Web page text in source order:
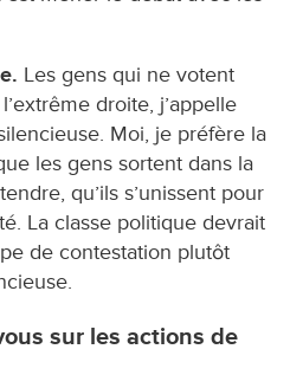
Les gens qui ne votent
droite, j’appelle
Moi, je préfère la
les gens sortent dans la
qu’ils s’unissent pour
La classe politique devrait
de contestation plutôt
sur les actions de